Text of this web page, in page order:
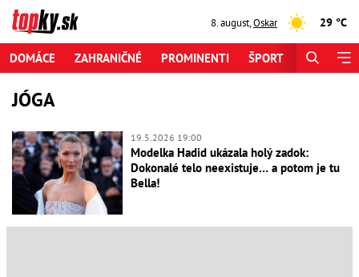
8. august,Oskar 29 °C
DOMÁCE ZAHRANIČNÉ PROMINENTI ŠPORT
JÓGA
19.5.2026 19:00
Modelka Hadid ukázala holý zadok:
Dokonalé telo neexistuje… a potom je tu
Bella!